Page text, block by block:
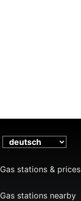
Gas stations & prices
Gas stations nearby